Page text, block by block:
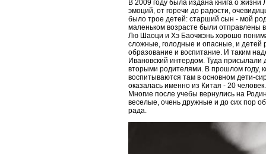
В 2009 году была издана книга о
эмоций, от горечи до радости,
было трое детей: старший сын - мой
маленьком возрасте были отправлены
Лю Шаоци и Хэ Баочжэнь хорошо
сложные, голодные и опасные, и детей
образование и воспитание. И таким
Ивановский интердом. Туда присылали
вторыми родителями. В прошлом году,
воспитываются там в основном дети-
оказалась именно из Китая - 20
Многие после учебы вернулись на
веселые, очень дружные и до сих пор
рада.